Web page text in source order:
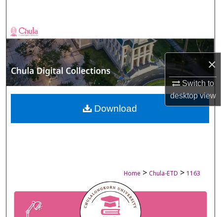
×
Switch to
desktopview
Browse Collections
My Account
About
Digital Commons Network™
Home > Chula-ETD > 1163
Download